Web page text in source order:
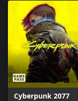
Cyberpunk 2077